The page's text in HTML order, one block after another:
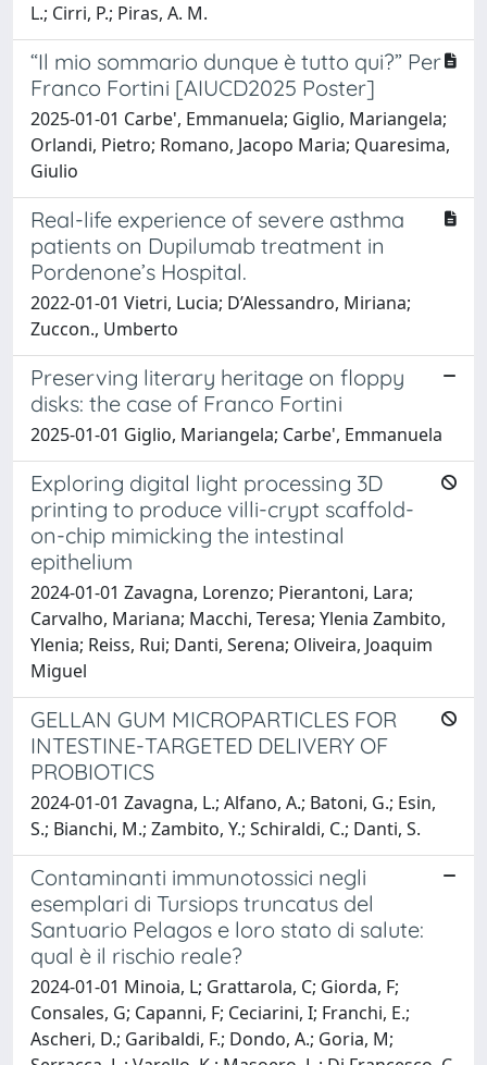
L.; Cirri, P.; Piras, A. M.
“Il mio sommario dunque è tutto qui?” Per
Franco Fortini [AIUCD2025 Poster]
2025-01-01 Carbe', Emmanuela; Giglio, Mariangela;
Orlandi, Pietro; Romano, Jacopo Maria; Quaresima,
Giulio
Real-life experience of severe asthma
patients on Dupilumab treatment in
Pordenone’s Hospital.
2022-01-01 Vietri, Lucia; D’Alessandro, Miriana;
Zuccon., Umberto
Preserving literary heritage on floppy
disks: the case of Franco Fortini
2025-01-01 Giglio, Mariangela; Carbe', Emmanuela
Exploring digital light processing 3D
printing to produce villi-crypt scaffold-
on-chip mimicking the intestinal
epithelium
2024-01-01 Zavagna, Lorenzo; Pierantoni, Lara;
Carvalho, Mariana; Macchi, Teresa; Ylenia Zambito,
Ylenia; Reiss, Rui; Danti, Serena; Oliveira, Joaquim
Miguel
GELLAN GUM MICROPARTICLES FOR
INTESTINE-TARGETED DELIVERY OF
PROBIOTICS
2024-01-01 Zavagna, L.; Alfano, A.; Batoni, G.; Esin,
S.; Bianchi, M.; Zambito, Y.; Schiraldi, C.; Danti, S.
Contaminanti immunotossici negli
esemplari di Tursiops truncatus del
Santuario Pelagos e loro stato di salute:
qual è il rischio reale?
2024-01-01 Minoia, L; Grattarola, C; Giorda, F;
Consales, G; Capanni, F; Ceciarini, I; Franchi, E.;
Ascheri, D.; Garibaldi, F.; Dondo, A.; Goria, M;